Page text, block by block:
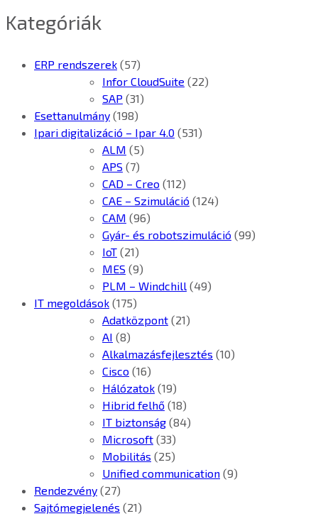
Kategóriák
ERP rendszerek (57)
Infor CloudSuite (22)
SAP (31)
Esettanulmány (198)
Ipari digitalizáció – Ipar 4.0 (531)
ALM (5)
APS (7)
CAD – Creo (112)
CAE – Szimuláció (124)
CAM (96)
Gyár- és robotszimuláció (99)
IoT (21)
MES (9)
PLM – Windchill (49)
IT megoldások (175)
Adatközpont (21)
AI (8)
Alkalmazásfejlesztés (10)
Cisco (16)
Hálózatok (19)
Hibrid felhő (18)
IT biztonság (84)
Microsoft (33)
Mobilitás (25)
Unified communication (9)
Rendezvény (27)
Sajtómegjelenés (21)